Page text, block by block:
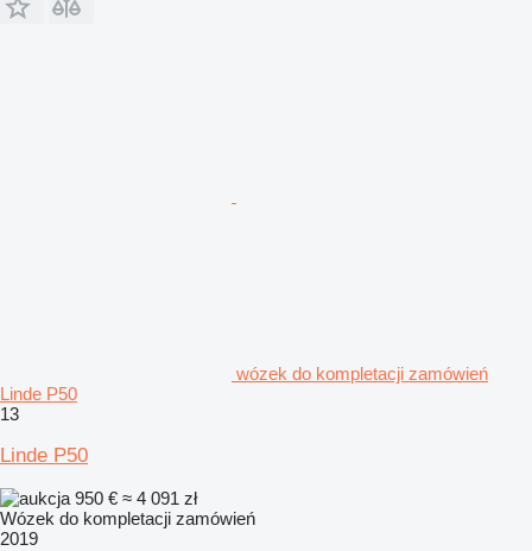
wózek do kompletacji zamówień
Linde P50
13
Linde P50
950 € ≈ 4 091 zł
Wózek do kompletacji zamówień
2019